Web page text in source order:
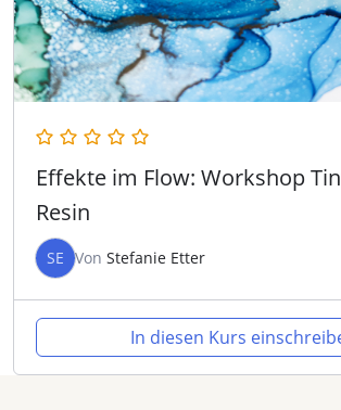
Effekte im Flow: Workshop
Resin
SE Von Stefanie Etter
In diesen Kurs